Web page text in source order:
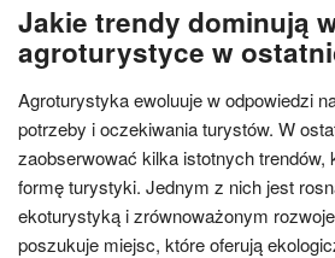
Jakie trendy dominują
agroturystyce w
Agroturystyka ewoluuje w odpowiedzi
potrzeby i oczekiwania turystów. W
zaobserwować kilka istotnych trendów,
formę turystyki. Jednym z nich jest
ekoturystyką i zrównoważonym
poszukuje miejsc, które oferują